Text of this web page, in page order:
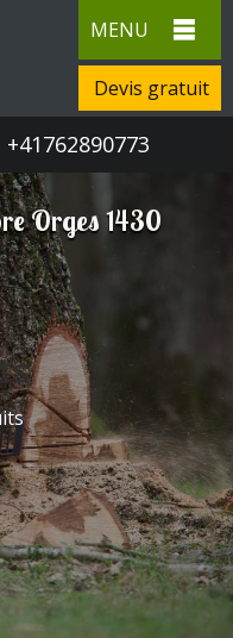
MENU
Devis gratuit
+41762890773
Orges 1430